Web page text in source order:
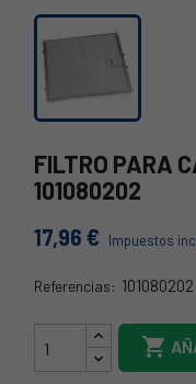
FILTRO PARA
101080202
17,96 € Impuestos
Referencias: 101080202
101079900
